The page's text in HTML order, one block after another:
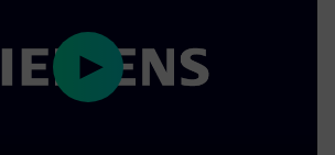
Play